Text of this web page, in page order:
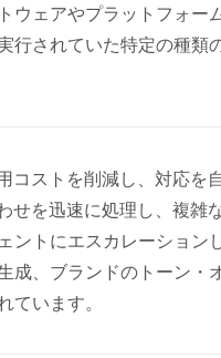
ウェアやプラットフォー
行されていた特定の種類
コストを削減し、対応を
せを迅速に処理し、複雑
ントにエスカレーション
成、ブランドのトーン・
います。